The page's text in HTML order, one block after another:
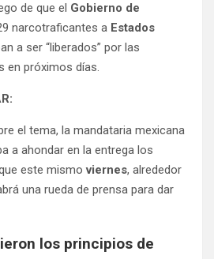
de que el Gobierno de
narcotraficantes a Estados
a ser “liberados” por las
en próximos días.
el tema, la mandataria mexicana
a ahondar en la entrega los
este mismoviernes, alrededor
una rueda de prensa para dar
los principios de